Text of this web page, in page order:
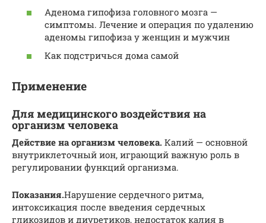
Аденома гипофиза головного мозга —
симптомы. Лечение и операция по удалению
аденомы гипофиза у женщин и мужчин
Как подстричься дома самой
Применение
Для медицинского воздействия на
организм человека
Действие на организм человека. Калий — основной
внутриклеточный ион, играющий важную роль в
регулировании функций организма.
Показания.Нарушение сердечного ритма,
интоксикация после введения сердечных
гликозидов и диуретиков, недостаток калия в